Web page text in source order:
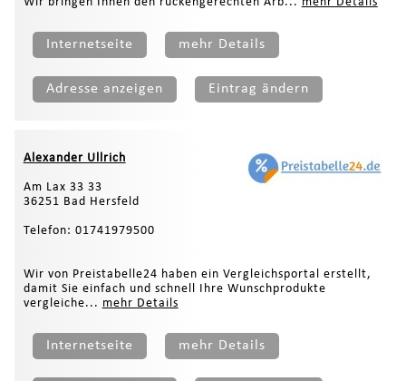
Internetseite mehr Details
Adresse anzeigen Eintrag ändern
Alexander Ullrich
Am Lax 33 33
36251 Bad Hersfeld
Telefon: 01741979500
Wir von Preistabelle24 haben ein Vergleichsportal erstellt,
damit Sie einfach und schnell Ihre Wunschprodukte
vergleiche... mehr Details
Internetseite mehr Details